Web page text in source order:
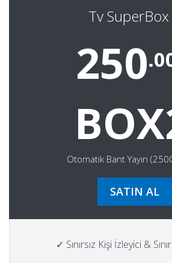
Tv
250
Otomatik Bant Yayın
SATIN AL
✓ Sınırsız Kişi İzleyici &